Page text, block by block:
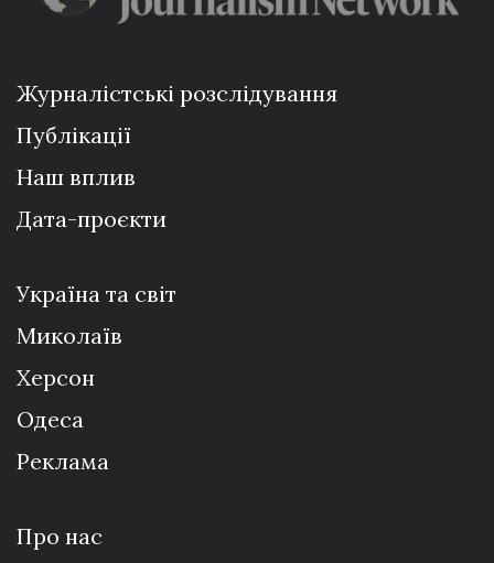
Журналістські розслідування
Публікації
Наш вплив
Дата-проєкти
Україна та світ
Миколаїв
Херсон
Одеса
Реклама
Про нас